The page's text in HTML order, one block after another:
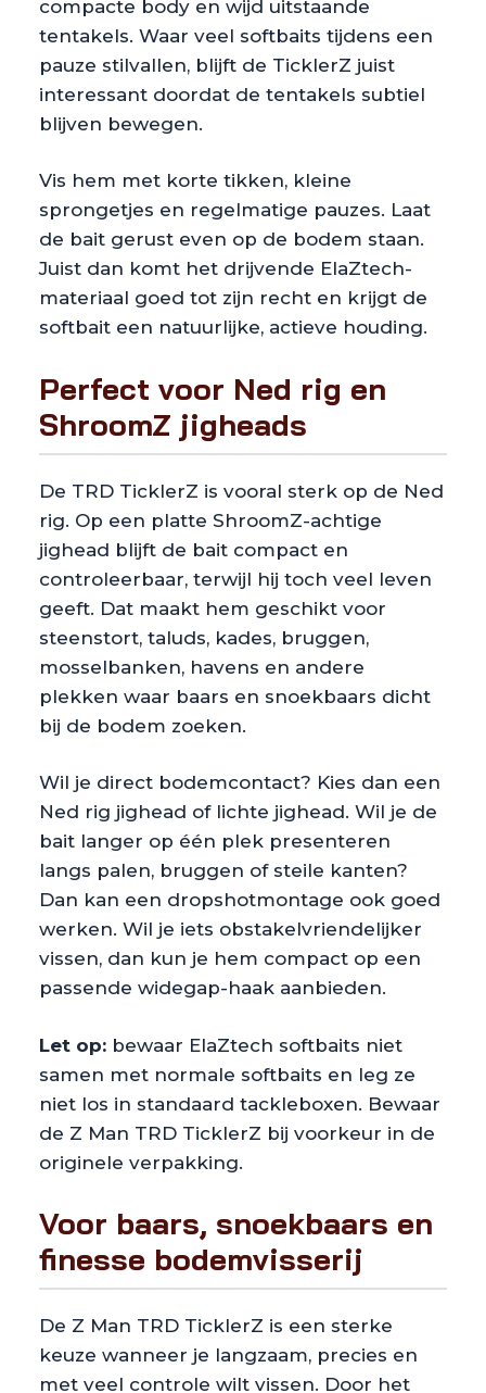
compacte body en wijd uitstaande
tentakels. Waar veel softbaits tijdens een
pauze stilvallen, blijft de TicklerZ juist
interessant doordat de tentakels subtiel
blijven bewegen.
Vis hem met korte tikken, kleine
sprongetjes en regelmatige pauzes. Laat
de bait gerust even op de bodem staan.
Juist dan komt het drijvende ElaZtech-
materiaal goed tot zijn recht en krijgt de
softbait een natuurlijke, actieve houding.
Perfect voor Ned rig en
ShroomZ jigheads
De TRD TicklerZ is vooral sterk op de Ned
rig. Op een platte ShroomZ-achtige
jighead blijft de bait compact en
controleerbaar, terwijl hij toch veel leven
geeft. Dat maakt hem geschikt voor
steenstort, taluds, kades, bruggen,
mosselbanken, havens en andere
plekken waar baars en snoekbaars dicht
bij de bodem zoeken.
Wil je direct bodemcontact? Kies dan een
Ned rig jighead of lichte jighead. Wil je de
bait langer op één plek presenteren
langs palen, bruggen of steile kanten?
Dan kan een dropshotmontage ook goed
werken. Wil je iets obstakelvriendelijker
vissen, dan kun je hem compact op een
passende widegap-haak aanbieden.
Let op: bewaar ElaZtech softbaits niet
samen met normale softbaits en leg ze
niet los in standaard tackleboxen. Bewaar
de Z Man TRD TicklerZ bij voorkeur in de
originele verpakking.
Voor baars, snoekbaars en
finesse bodemvisserij
De Z Man TRD TicklerZ is een sterke
keuze wanneer je langzaam, precies en
met veel controle wilt vissen. Door het